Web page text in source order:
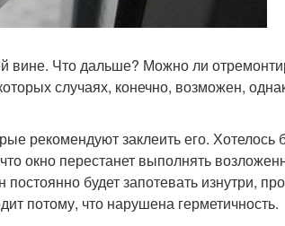
Что дальше? Можно ли
случаях, конечно, возможен,
рекомендуют заклеить его. Хотелось
окно перестанет выполнять
будет запотевать изнутри,
потому, что нарушена герметичность.